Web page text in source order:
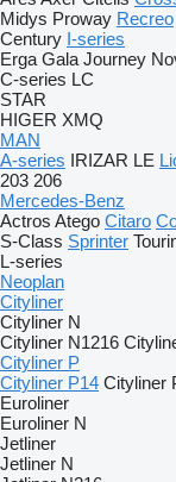
Midys Proway Recreo
Century I-series
Erga Gala Journey
C-series LC
STAR
HIGER XMQ
MAN
A-series IRIZAR LE
203 206
Mercedes-Benz
Actros Atego Citaro
S-Class Sprinter
L-series
Neoplan
Cityliner
Cityliner N
Cityliner N1216
Cityliner P
Cityliner P14 Cityliner
Euroliner
Euroliner N
Jetliner
Jetliner N